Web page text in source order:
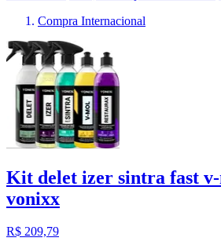
Compra Internacional
Kit delet izer sintra fast
vonixx
R$ 209,79